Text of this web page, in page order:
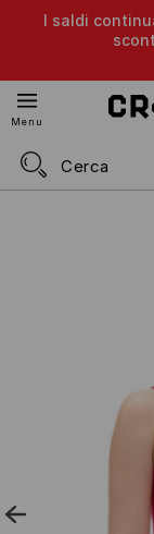
I saldi
Menu